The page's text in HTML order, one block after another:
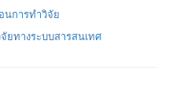
การทำวิจัย
ยทางระบบสารสนเทศ